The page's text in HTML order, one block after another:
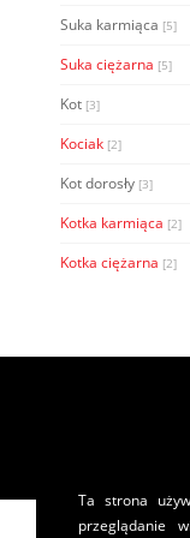
Suka karmiąca [5]
Suka ciężarna [5]
Kot [3]
Kociak [2]
Kot dorosły [3]
Kotka karmiąca [2]
Kotka ciężarna [2]
Ta strona
przeglądanie